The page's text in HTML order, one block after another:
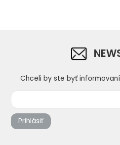
Chceli by ste byť
Prihlásiť